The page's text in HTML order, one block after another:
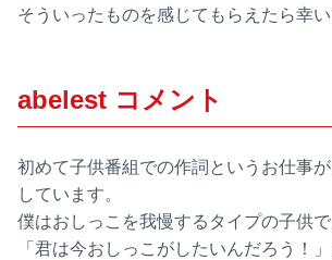
そういったものを感じてもらえたら幸い
abelest コメント
初めて子供番組での作詞というお仕事
しています。
僕はおしっこを我慢するタイプの子供
「君は今おしっこがしたいんだろう！